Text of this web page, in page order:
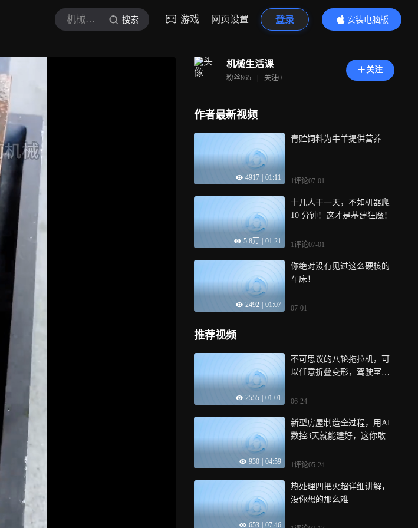
机械生活课 搜索 游戏 网页设置 登录
安装电脑版
内容更精彩
机械生活课
粉丝865 | 关注0
关注
作者最新视频
4917 01:11
青贮饲料为牛羊提供营养
1评论07-01
5.8万 01:21
十几人干一天，不如机器爬
10 分钟！这才是基建狂魔！
1评论07-01
2492 01:07
你绝对没有见过这么硬核的
车床！
07-01
推荐视频
2555 01:01
不可思议的八轮拖拉机，可
以任意折叠变形，驾驶室直
06-24
930 04:59
新型房屋制造全过程，用AI
数控3天就能建好，这你敢住
1评论05-24
653 07:46
热处理四把火超详细讲解，
没你想的那么难